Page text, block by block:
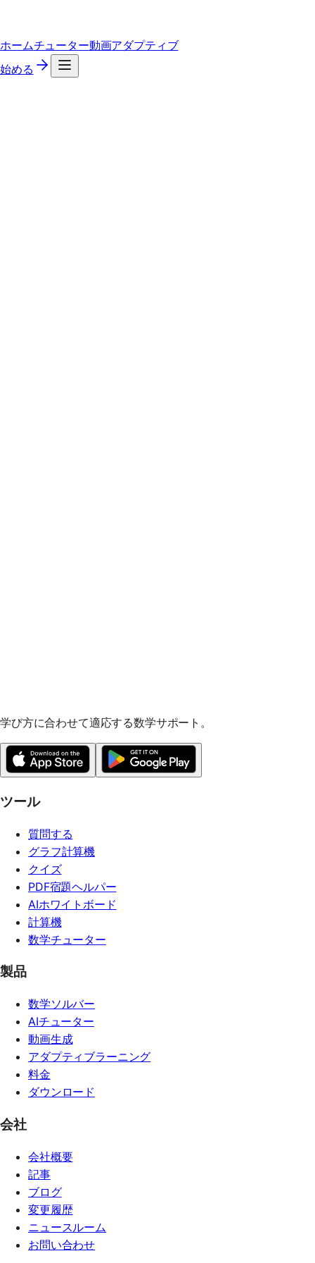
ホームチューター動画アダプティブ
始める
学び方に合わせて適応する数学サポート。
ツール
質問する
グラフ計算機
クイズ
PDF宿題ヘルパー
AIホワイトボード
計算機
数学チューター
製品
数学ソルバー
AIチューター
動画生成
アダプティブラーニング
料金
ダウンロード
会社
会社概要
記事
ブログ
変更履歴
ニュースルーム
お問い合わせ